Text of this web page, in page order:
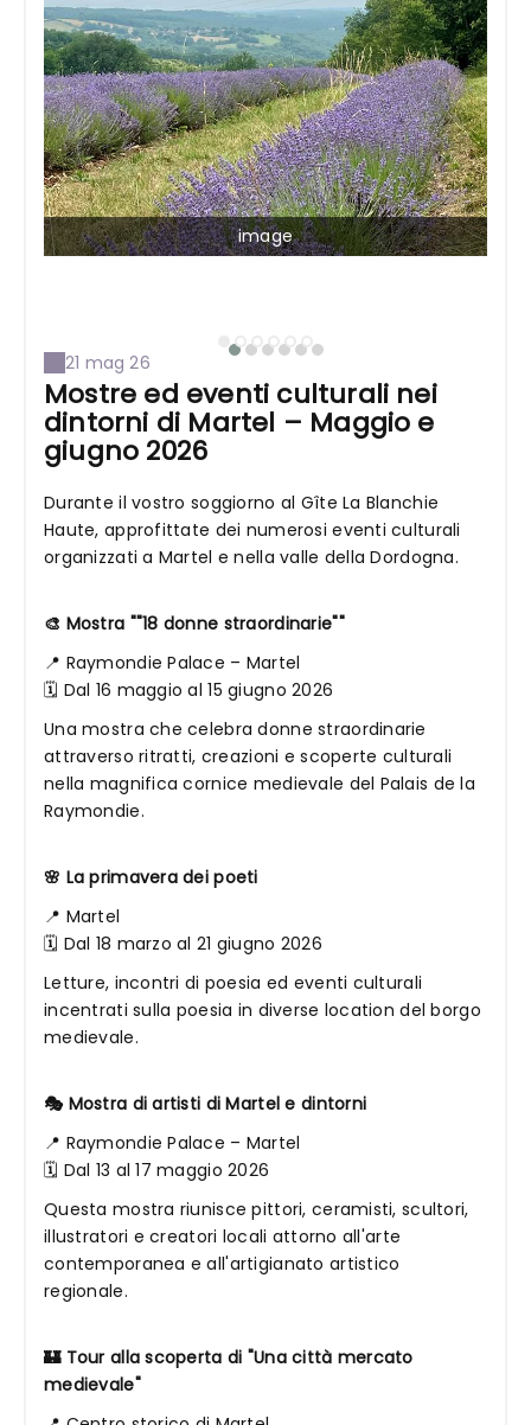
image
21 mag 26
Mostre ed eventi culturali nei
dintorni di Martel – Maggio e
giugno 2026
Durante il vostro soggiorno al Gîte La Blanchie
Haute, approfittate dei numerosi eventi culturali
organizzati a Martel e nella valle della Dordogna.
🎨 Mostra ""18 donne straordinarie""
📍 Raymondie Palace – Martel
🗓 Dal 16 maggio al 15 giugno 2026
Una mostra che celebra donne straordinarie
attraverso ritratti, creazioni e scoperte culturali
nella magnifica cornice medievale del Palais de la
Raymondie.
🌸 La primavera dei poeti
📍 Martel
🗓 Dal 18 marzo al 21 giugno 2026
Letture, incontri di poesia ed eventi culturali
incentrati sulla poesia in diverse location del borgo
medievale.
🎭 Mostra di artisti di Martel e dintorni
📍 Raymondie Palace – Martel
🗓 Dal 13 al 17 maggio 2026
Questa mostra riunisce pittori, ceramisti, scultori,
illustratori e creatori locali attorno all'arte
contemporanea e all'artigianato artistico
regionale.
🏰 Tour alla scoperta di "Una città mercato
medievale"